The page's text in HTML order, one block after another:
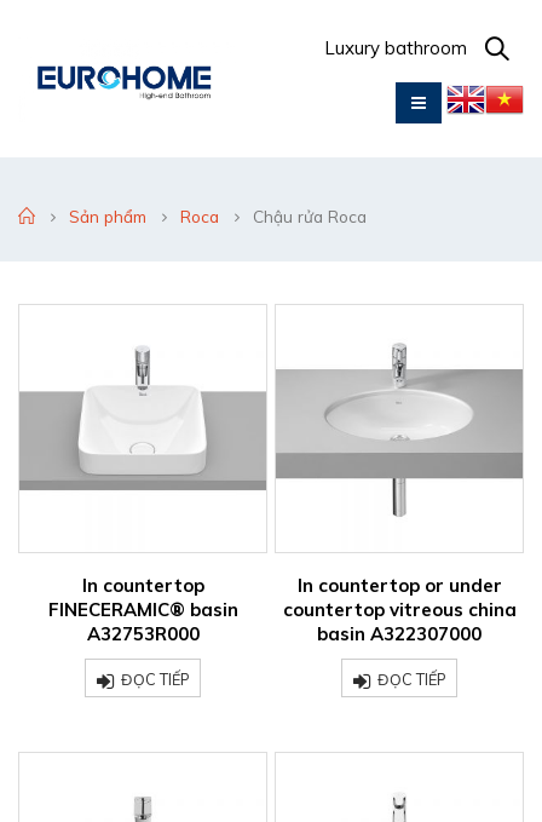
Luxury bathroom
Sản phẩm Roca Chậu rửa Roca
In countertop
FINECERAMIC® basin
A32753R000
ĐỌC TIẾP
In countertop or under
countertop vitreous china
basin A322307000
ĐỌC TIẾP